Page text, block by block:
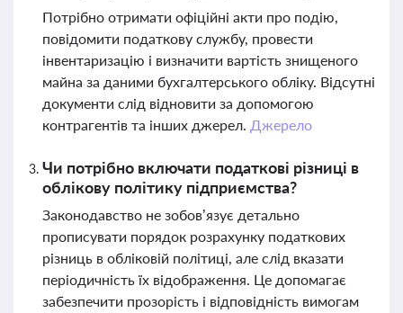
Потрібно отримати офіційні акти про подію,
повідомити податкову службу, провести
інвентаризацію і визначити вартість знищеного
майна за даними бухгалтерського обліку. Відсутні
документи слід відновити за допомогою
контрагентів та інших джерел. Джерело
Чи потрібно включати податкові різниці в
облікову політику підприємства?
Законодавство не зобов’язує детально
прописувати порядок розрахунку податкових
різниць в обліковій політиці, але слід вказати
періодичність їх відображення. Це допомагає
забезпечити прозорість і відповідність вимогам